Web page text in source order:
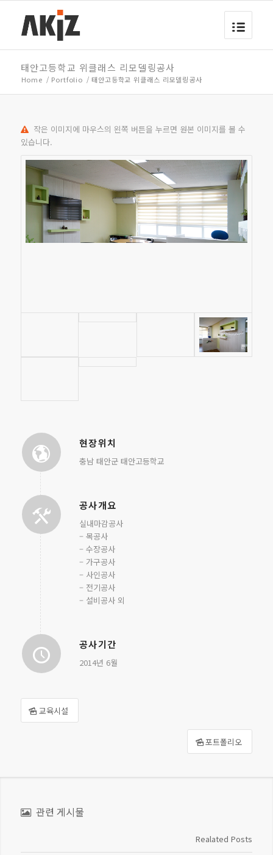
태안고등학교 위클래스 리모델링공사
Home / Portfolio / 태안고등학교 위클래스 리모델링공사
작은 이미지에 마우스의 왼쪽 버튼을 누르면 원본 이미지를 볼 수
있습니다.
현장위치
충남 태안군 태안고등학교
공사개요
실내마감공사
– 목공사
– 수장공사
– 가구공사
– 사인공사
– 전기공사
– 설비공사 외
공사기간
2014년 6월
교육시설
포트폴리오
관련 게시물
Realated Posts